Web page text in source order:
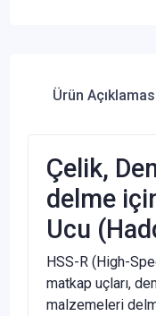
Ürün
Çelik,
delme
Ucu
HSS-R (High-
matkap uçları,
malzemeleri